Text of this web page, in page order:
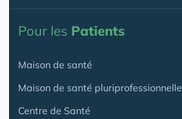
Pour les Patients
Maison de santé
Maison de santé pluriprofessionnelle
Centre de Santé